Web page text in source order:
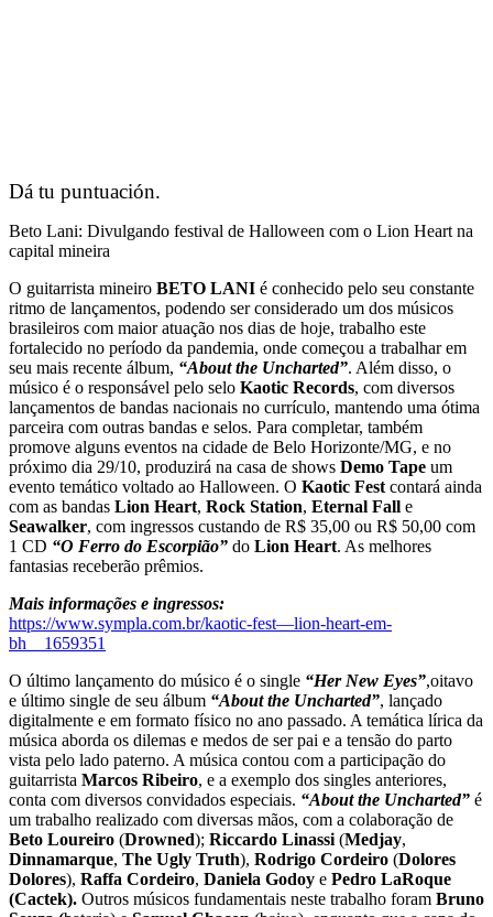
Dá tu puntuación.
Beto Lani: Divulgando festival de Halloween com o Lion Heart na
capital mineira
O guitarrista mineiro BETO LANI é conhecido pelo seu constante
ritmo de lançamentos, podendo ser considerado um dos músicos
brasileiros com maior atuação nos dias de hoje, trabalho este
fortalecido no período da pandemia, onde começou a trabalhar em
seu mais recente álbum, “About the Uncharted”. Além disso, o
músico é o responsável pelo selo Kaotic Records, com diversos
lançamentos de bandas nacionais no currículo, mantendo uma ótima
parceira com outras bandas e selos. Para completar, também
promove alguns eventos na cidade de Belo Horizonte/MG, e no
próximo dia 29/10, produzirá na casa de shows Demo Tape um
evento temático voltado ao Halloween. O Kaotic Fest contará ainda
com as bandas Lion Heart, Rock Station, Eternal Fall e
Seawalker, com ingressos custando de R$ 35,00 ou R$ 50,00 com
1 CD “O Ferro do Escorpião” do Lion Heart. As melhores
fantasias receberão prêmios.
Mais informações e ingressos:
https://www.sympla.com.br/kaotic-fest—lion-heart-em-
bh__1659351
O último lançamento do músico é o single “Her New Eyes”,oitavo
e último single de seu álbum “About the Uncharted”, lançado
digitalmente e em formato físico no ano passado. A temática lírica da
música aborda os dilemas e medos de ser pai e a tensão do parto
vista pelo lado paterno. A música contou com a participação do
guitarrista Marcos Ribeiro, e a exemplo dos singles anteriores,
conta com diversos convidados especiais. “About the Uncharted” é
um trabalho realizado com diversas mãos, com a colaboração de
Beto Loureiro (Drowned); Riccardo Linassi (Medjay,
Dinnamarque, The Ugly Truth), Rodrigo Cordeiro (Dolores
Dolores), Raffa Cordeiro, Daniela Godoy e Pedro LaRoque
(Cactek). Outros músicos fundamentais neste trabalho foram Bruno